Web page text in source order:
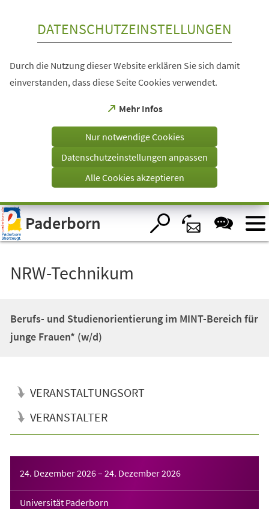
Visuelle
Assistenzsoftware
öffnen.
DATENSCHUTZEINSTELLUNGEN
Durch die Nutzung dieser Website erklären Sie sich damit
einverstanden, dass diese Seite Cookies verwendet.
Mehr Infos
(Öffnet
einem
Tab)
Nur notwendige Cookies
Datenschutzeinstellungen anpassen
Alle Cookies akzeptieren
Paderborn
NRW-Technikum
Berufs- und Studienorientierung im MINT-Bereich für
junge Frauen* (w/d)
VERANSTALTUNGSORT
VERANSTALTER
24. Dezember 2026– 24. Dezember 2026
Universität Paderborn